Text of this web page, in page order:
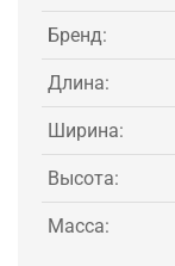
Бренд:
Длина:
Ширина:
Высота:
Масса: